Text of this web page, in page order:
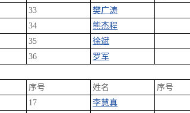
33
樊广涛
34
熊杰程
35
徐斌
36
罗军
序号 姓名 序号
17
李慧真